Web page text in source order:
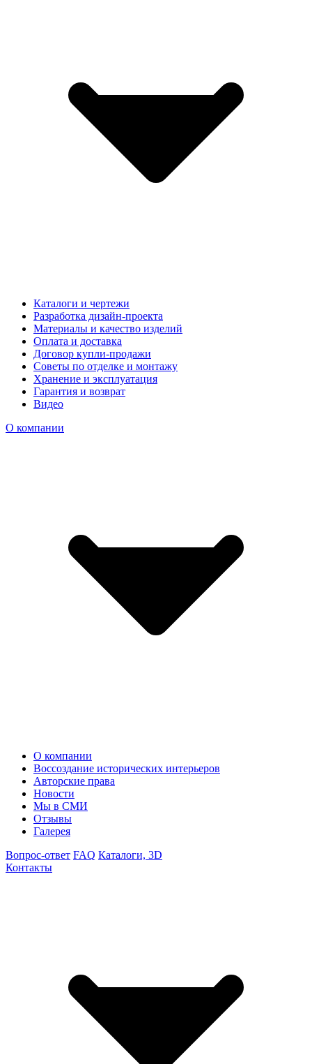
Каталоги и чертежи
Разработка дизайн-проекта
Материалы и качество изделий
Оплата и доставка
Договор купли-продажи
Советы по отделке и монтажу
Хранение и эксплуатация
Гарантия и возврат
Видео
О компании
О компании
Воссоздание исторических интерьеров
Авторские права
Новости
Мы в СМИ
Отзывы
Галерея
Вопрос-ответ FAQ Каталоги, 3D
Контакты